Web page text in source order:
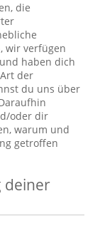
die
wir verfügen
haben dich
der
du uns über
oder dir
warum und
getroffen
deiner